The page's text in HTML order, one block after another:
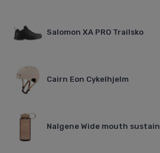
Salomon XA PRO Trailsko
Cairn Eon Cykelhjelm
Nalgene Wide mouth sustain